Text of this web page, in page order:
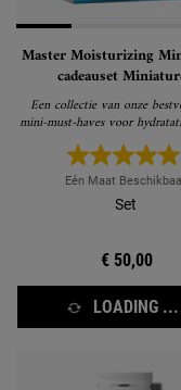
Master Moisturizing
cadeauset
Een collectie van onze
mini-must-haves voor
tot teen.
Eén Maat
Set
€ 50,00
LOADING ...